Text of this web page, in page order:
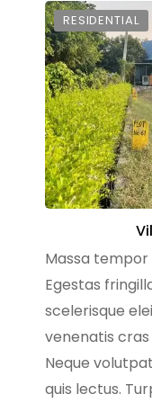
RESIDENTIAL
Massa
Egestas
scelerisque
venenatis
Neque
quis lectus.